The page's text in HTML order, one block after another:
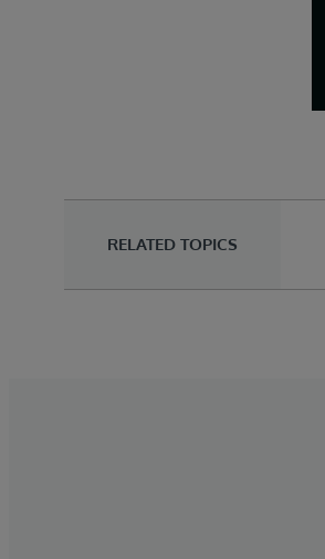
RELATED TOPICS